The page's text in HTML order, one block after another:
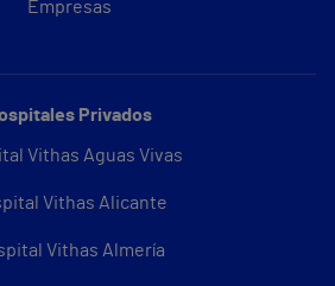
Empresas
Privados
Vithas Aguas Vivas
Vithas Alicante
Vithas Almería